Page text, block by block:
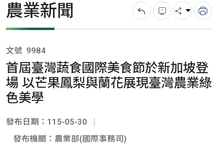
農業新聞 回上一頁錯誤回報
分享 列
文號 9984
首屆臺灣蔬食國際美食節於新加坡登
場 以芒果鳳梨與蘭花展現臺灣農業綠
色美學
發布日期：115-05-30
發布機關：農業部(國際事務司)